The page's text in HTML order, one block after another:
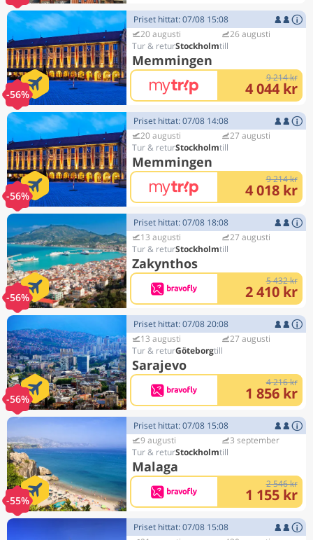
-56%
Priset hittat: 07/08 15:08
20 augusti
Stockholm
Memmingen
26 augusti
9 214 kr
4 044 kr
-56%
Priset hittat: 07/08 14:08
20 augusti
Stockholm
Memmingen
27 augusti
9 214 kr
4 018 kr
-56%
Priset hittat: 07/08 18:08
13 augusti
Stockholm
Zakynthos
27 augusti
5 432 kr
2 410 kr
-56%
Priset hittat: 07/08 20:08
13 augusti
Göteborg
Sarajevo
27 augusti
4 216 kr
1 856 kr
-55%
Priset hittat: 07/08 15:08
9 augusti
Stockholm
Malaga
3 september
2 546 kr
1 155 kr
Priset hittat: 07/08 15:08